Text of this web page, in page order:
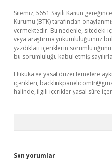
Sitemiz, 5651 Sayılı Kanun
Kurumu (BTK) tarafından
vermektedir. Bu nedenle, sitedeki
veya araştırma yükümlülüğümüz
yazdıkları içeriklerin
bu sorumluluğu kabul etmiş
Hukuka ve yasal düzenlemelere
içerikleri,
halinde, ilgili içerikler yasal süre
Son yorumlar